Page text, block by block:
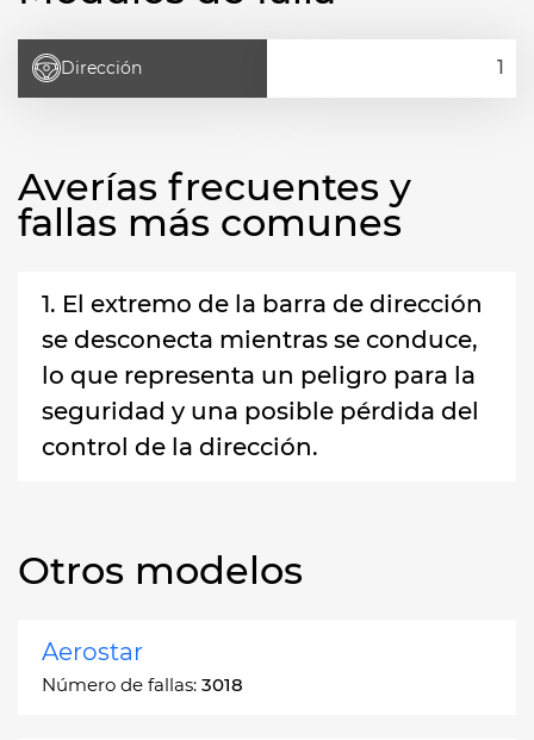
Dirección
Averías frecuentes y
fallas más comunes
1. El extremo de la barra de dirección
se desconecta mientras se conduce,
lo que representa un peligro para la
seguridad y una posible pérdida del
control de la dirección.
Otros modelos
Aerostar
Número de fallas: 3018